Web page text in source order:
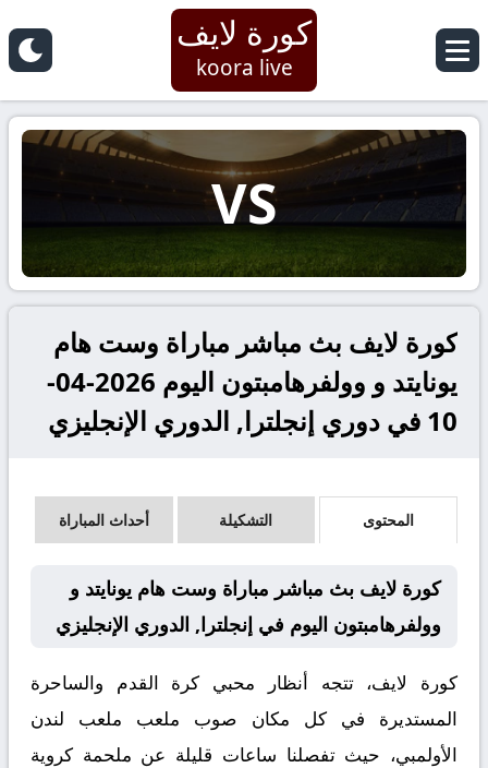
كورة لايف
koora live
VS
كورة لايف بث مباشر مباراة وست هام
يونايتد و وولفرهامبتون اليوم 2026-04-
10 في دوري إنجلترا, الدوري الإنجليزي
المحتوى التشكيلة أحداث المباراة
كورة لايف بث مباشر مباراة وست هام يونايتد و
وولفرهامبتون اليوم في إنجلترا, الدوري الإنجليزي
كورة لايف، تتجه أنظار محبي كرة القدم والساحرة
المستديرة في كل مكان صوب ملعب ملعب لندن
الأولمبي، حيث تفصلنا ساعات قليلة عن ملحمة كروية